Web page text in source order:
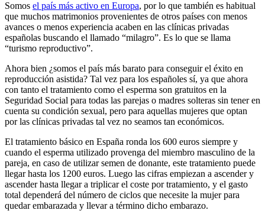
Somos el país más activo en Europa, por lo que también es habitual
que muchos matrimonios provenientes de otros países con menos
avances o menos experiencia acaben en las clínicas privadas
españolas buscando el llamado “milagro”. Es lo que se llama
“turismo reproductivo”.
Ahora bien ¿somos el país más barato para conseguir el éxito en
reproducción asistida? Tal vez para los españoles sí, ya que ahora
con tanto el tratamiento como el esperma son gratuitos en la
Seguridad Social para todas las parejas o madres solteras sin tener en
cuenta su condición sexual, pero para aquellas mujeres que optan
por las clínicas privadas tal vez no seamos tan económicos.
El tratamiento básico en España ronda los 600 euros siempre y
cuando el esperma utilizado provenga del miembro masculino de la
pareja, en caso de utilizar semen de donante, este tratamiento puede
llegar hasta los 1200 euros. Luego las cifras empiezan a ascender y
ascender hasta llegar a triplicar el coste por tratamiento, y el gasto
total dependerá del número de ciclos que necesite la mujer para
quedar embarazada y llevar a término dicho embarazo.